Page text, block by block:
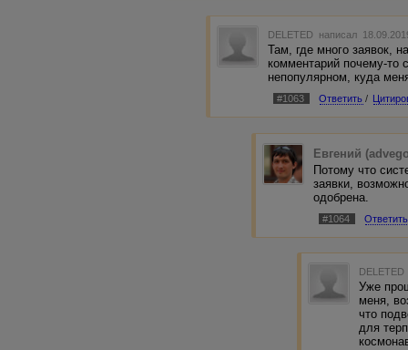
DELETED написал
Там, где много заявок,
комментарий почему-то
непопулярном, куда
#1063 Ответить /
Евгений
Потому что
заявки,
одобрена.
#1064 Ответить
DELETED
Уже
меня,
что
для